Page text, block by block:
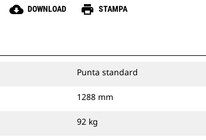
cloud_download DOWNLOAD print STAMPA
Punta standard
1288 mm
92 kg